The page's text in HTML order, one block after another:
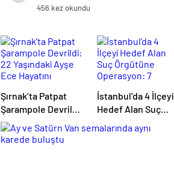
Yüksek Hızlı Trenlerde Yer
456 kez okundu
Şırnak’ta Patpat
Şarampole Devrildi:
22 Yaşındaki Ayşe
Ece Hayatını
Kaybetti, 3 Yaralı
İstanbul’da 4 İlçeyi
Hedef Alan Suç
Örgütüne
Operasyon: 7